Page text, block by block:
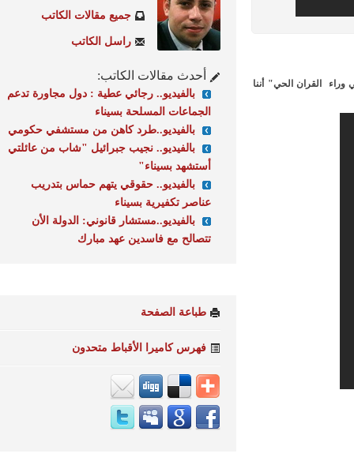
القران الحي" أننا
جميع مقالات الكاتب
راسل الكاتب
أحدث مقالات الكاتب:
بالفيديو.. رجائي عطية : دول مجاورة تدعم
الجماعات المسلحة بسيناء
بالفيديو..طرد كاهن من مستشفي حكومي
بالفيديو.. نجيب جبرائيل "شاب من عائلتي
أستشهد بسيناء"
بالفيديو.. حقوقي يتهم حماس بتدريب
عناصر تكفيرية بسيناء
بالفيديو..مستشار قانوني: الدولة الأن
تتصالح مع فاسدين عهد مبارك
طباعة الصفحة
فهرس كاميرا الأقباط متحدون